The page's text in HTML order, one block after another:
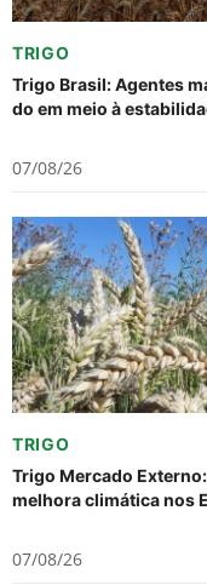
TRIGO
Trigo Brasil: Agentes
do em meio à
07/08/26
TRIGO
Trigo Mercado
melhora climática nos
07/08/26